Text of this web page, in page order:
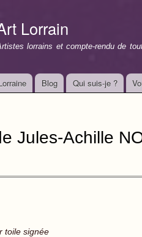
Lorrain
lorrains et compte-rendu de
Blog Qui suis-je ?
Jules-Achille
toile signée